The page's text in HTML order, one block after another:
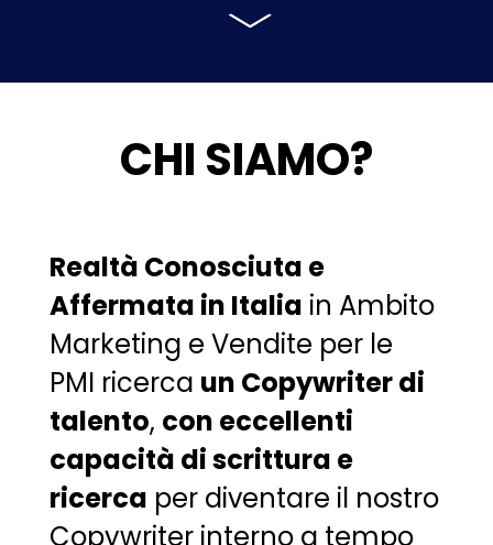
CHI SIAMO?
Realtà Conosciuta e
Affermata in Italia in Ambito
Marketing e Vendite per le
PMI ricerca un Copywriter di
talento, con eccellenti
capacità di scrittura e
ricerca per diventare il nostro
Copywriter interno a tempo